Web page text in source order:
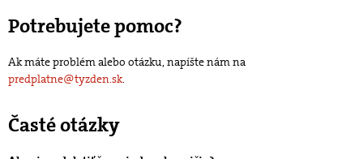
Potrebujete pomoc?
Ak máte problém alebo otázku, napíšte nám na
predplatne@tyzden.sk.
Časté otázky